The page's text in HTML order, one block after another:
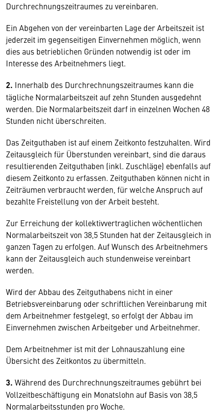
Durchrechnungszeitraumes zu vereinbaren.
Ein Abgehen von der vereinbarten Lage der Arbeitszeit ist
jederzeit im gegenseitigen Einvernehmen möglich, wenn
dies aus betrieblichen Gründen notwendig ist oder im
Interesse des Arbeitnehmers liegt.
2. Innerhalb des Durchrechnungszeitraumes kann die
tägliche Normalarbeitszeit auf zehn Stunden ausgedehnt
werden. Die Normalarbeitszeit darf in einzelnen Wochen 48
Stunden nicht überschreiten.
Das Zeitguthaben ist auf einem Zeitkonto festzuhalten. Wird
Zeitausgleich für Überstunden vereinbart, sind die daraus
resultierenden Zeitguthaben (inkl. Zuschläge) ebenfalls auf
diesem Zeitkonto zu erfassen. Zeitguthaben können nicht in
Zeiträumen verbraucht werden, für welche Anspruch auf
bezahlte Freistellung von der Arbeit besteht.
Zur Erreichung der kollektivvertraglichen wöchentlichen
Normalarbeitszeit von 38,5 Stunden hat der Zeitausgleich in
ganzen Tagen zu erfolgen. Auf Wunsch des Arbeitnehmers
kann der Zeitausgleich auch stundenweise vereinbart
werden.
Wird der Abbau des Zeitguthabens nicht in einer
Betriebsvereinbarung oder schriftlichen Vereinbarung mit
dem Arbeitnehmer festgelegt, so erfolgt der Abbau im
Einvernehmen zwischen Arbeitgeber und Arbeitnehmer.
Dem Arbeitnehmer ist mit der Lohnauszahlung eine
Übersicht des Zeitkontos zu übermitteln.
3. Während des Durchrechnungszeitraumes gebührt bei
Vollzeitbeschäftigung ein Monatslohn auf Basis von 38,5
Normalarbeitsstunden pro Woche.